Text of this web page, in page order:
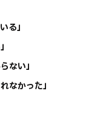
る」
ない」
なかった」